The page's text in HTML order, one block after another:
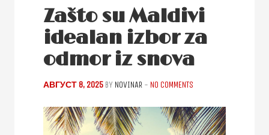
Zašto su Maldivi
idealan izbor za
odmor iz snova
АВГУСТ 8, 2025 BY NOVINAR - NO COMMENTS